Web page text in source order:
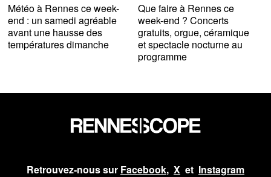
Météo à Rennes ce week-
end : un samedi agréable
avant une hausse des
températures dimanche
Que faire à Rennes ce
week-end ? Concerts
gratuits, orgue, céramique
et spectacle nocturne au
programme
Retrouvez-nous sur Facebook, Xet Instagram